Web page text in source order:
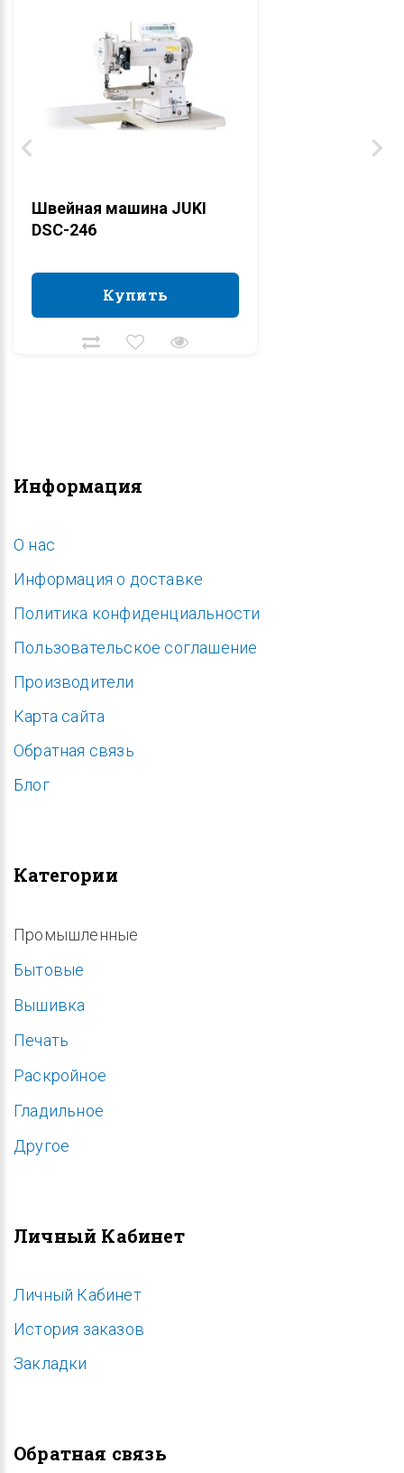
Швейная машина JUKI
DSC-246
Купить
Купить
Информация
O нас
Информация о доставке
Политика конфиденциальности
Пользовательское соглашение
Производители
Карта сайта
Обратная связь
Блог
Категории
Промышленные
Бытовые
Вышивка
Печать
Раскройное
Гладильное
Другое
Личный Кабинет
Личный Кабинет
История заказов
Закладки
Обратная связь